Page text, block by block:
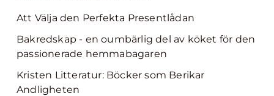
Att Välja den Perfekta Presentlådan
Bakredskap - en oumbärlig del av köket för den
passionerade hemmabagaren
Kristen Litteratur: Böcker som Berikar
Andligheten